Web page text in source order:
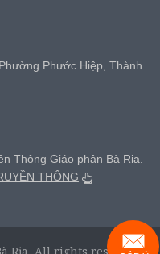
Phước Hiệp, Thành
Thông Giáo phận Bà Rịa.
THÔNG
Rịa, All rights reserved.